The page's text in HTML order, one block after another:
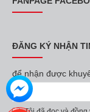
ĐĂNG KÝ NHẬN
để nhận được